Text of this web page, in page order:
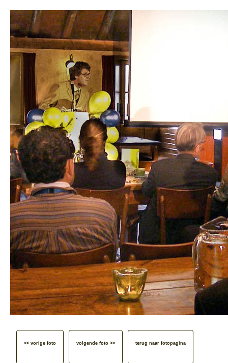
<< vorige foto volgende foto >> terug naar fotopagina